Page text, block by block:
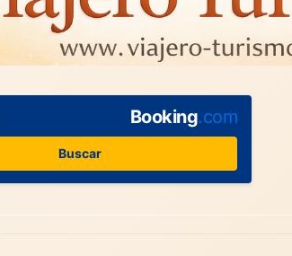
Booking.com
Buscar